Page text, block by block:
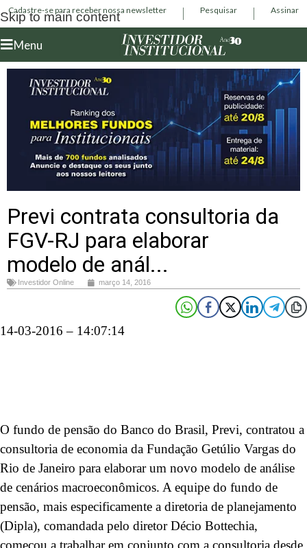
Skip to main content
Cadastre-se para receber nossa newsletter Pesquisar Assinar
Menu
Previ contrata consultoria da
FGV-RJ para elaborar
modelo de anál...
Investidor Online março 14, 2016
14-03-2016 – 14:07:14
O fundo de pensão do Banco do Brasil, Previ, contratou a
consultoria de economia da Fundação Getúlio Vargas do
Rio de Janeiro para elaborar um novo modelo de análise
de cenários macroeconômicos. A equipe do fundo de
pensão, mais especificamente a diretoria de planejamento
(Dipla), comandada pelo diretor Décio Bottechia,